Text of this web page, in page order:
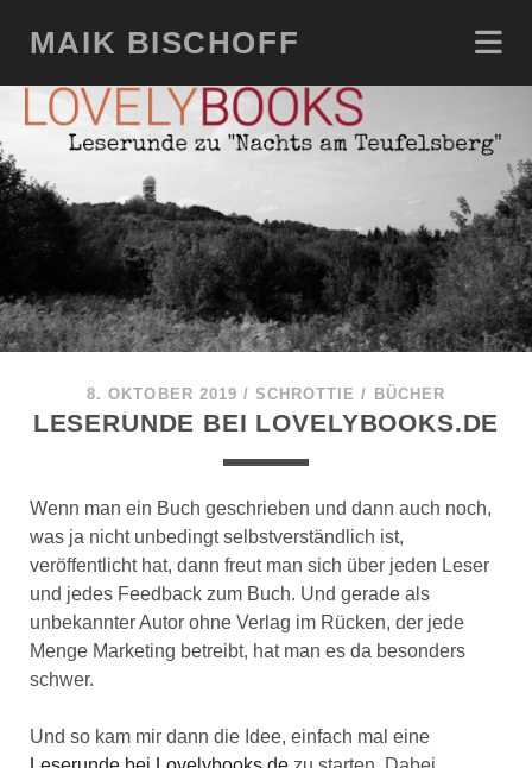
MAIK BISCHOFF
8. OKTOBER 2019 / SCHROTTIE / BÜCHER
LESERUNDE BEI LOVELYBOOKS.DE
Wenn man ein Buch geschrieben und dann auch noch,
was ja nicht unbedingt selbstverständlich ist,
veröffentlicht hat, dann freut man sich über jeden Leser
und jedes Feedback zum Buch. Und gerade als
unbekannter Autor ohne Verlag im Rücken, der jede
Menge Marketing betreibt, hat man es da besonders
schwer.
Und so kam mir dann die Idee, einfach mal eine